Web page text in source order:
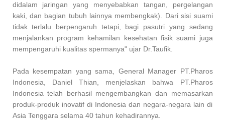
didalam jaringan yang menyebabkan tangan, pergelangan
kaki, dan bagian tubuh lainnya membengkak). Dari sisi suami
tidak terlalu berpengaruh tetapi, bagi pasutri yang sedang
menjalankan program kehamilan kesehatan fisik suami juga
mempengaruhi kualitas spermanya" ujar Dr.Taufik.
Pada kesempatan yang sama, General Manager PT.Pharos
Indonesia, Daniel Thian, menjelaskan bahwa PT.Pharos
Indonesia telah berhasil mengembangkan dan memasarkan
produk-produk inovatif di Indonesia dan negara-negara lain di
Asia Tenggara selama 40 tahun kehadirannya.